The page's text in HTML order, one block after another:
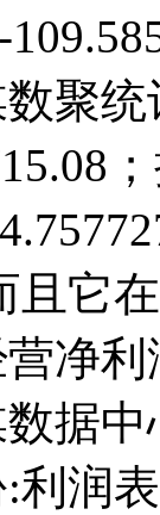
聚统
它
净
据
利润